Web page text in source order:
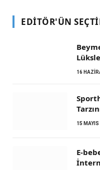
EDITÖR'ÜN
16
15
E-